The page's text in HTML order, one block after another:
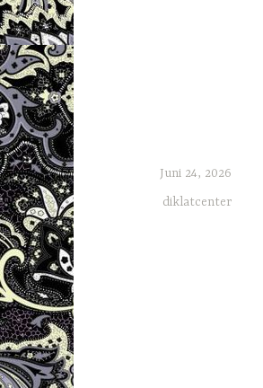
Juni 24, 2026
diklatcenter